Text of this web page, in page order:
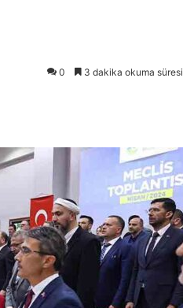
0 3 dakika okuma süresi